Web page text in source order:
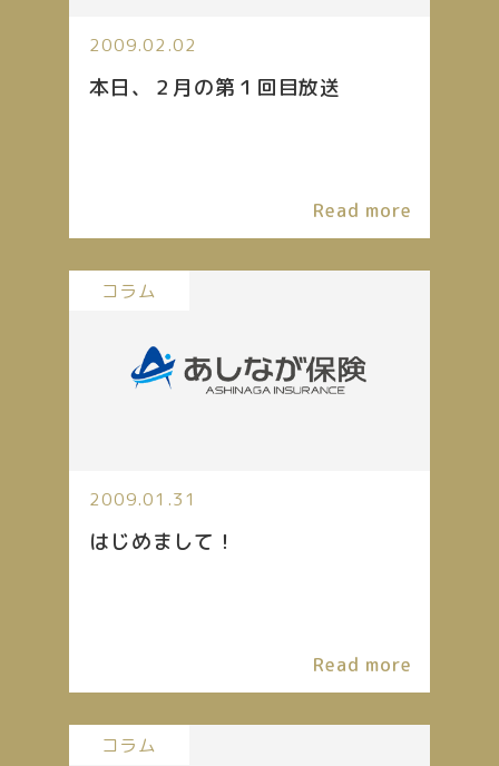
2009.02.02
本日、２月の第１回目放送
Read more
コラム
2009.01.31
はじめまして！
Read more
コラム